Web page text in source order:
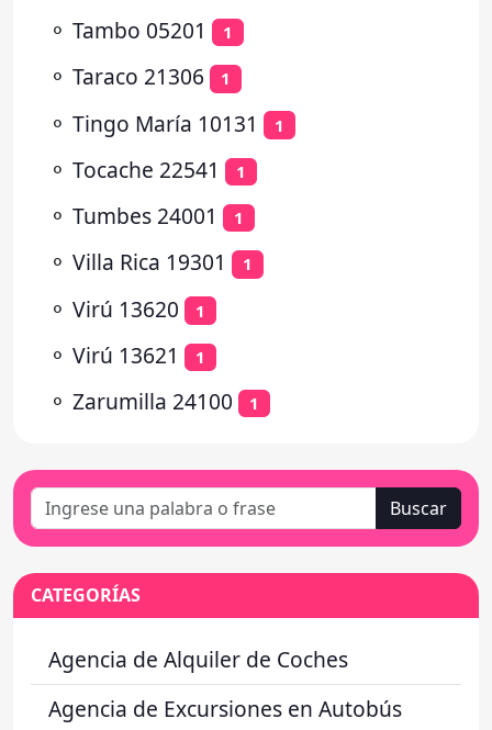
⚬ Tambo 05201 1
⚬ Taraco 21306 1
⚬ Tingo María 10131 1
⚬ Tocache 22541 1
⚬ Tumbes 24001 1
⚬ Villa Rica 19301 1
⚬ Virú 13620 1
⚬ Virú 13621 1
⚬ Zarumilla 24100 1
Buscar
CATEGORÍAS
Agencia de Alquiler de Coches
Agencia de Excursiones en Autobús